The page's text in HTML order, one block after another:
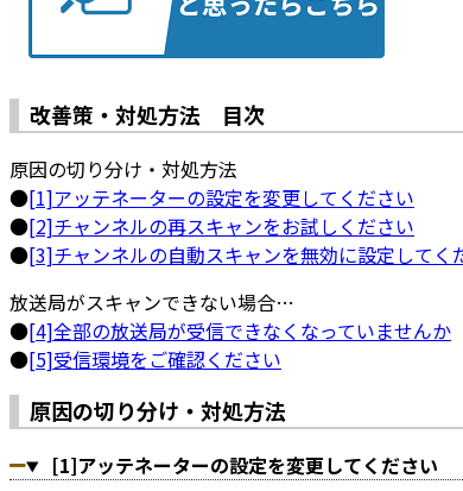
改善策・対処方法 目次
原因の切り分け・対処方法
●[1]アッテネーターの設定を変更してください
●[2]チャンネルの再スキャンをお試しください
●[3]チャンネルの自動スキャンを無効に設定してく
放送局がスキャンできない場合…
●[4]全部の放送局が受信できなくなっていませんか
●[5]受信環境をご確認ください
原因の切り分け・対処方法
[1]アッテネーターの設定を変更してください